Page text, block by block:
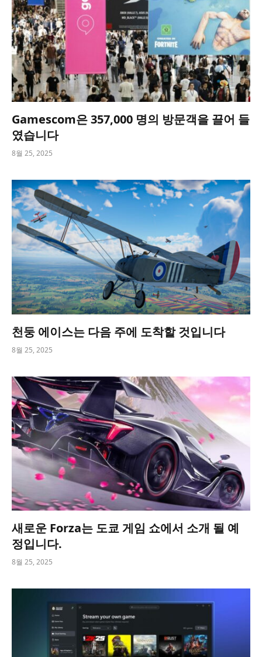
Gamescom은 357,000 명의 방문객을 끌어 들
였습니다
8월 25, 2025
천둥 에이스는 다음 주에 도착할 것입니다
8월 25, 2025
새로운 Forza는 도쿄 게임 쇼에서 소개 될 예
정입니다.
8월 25, 2025